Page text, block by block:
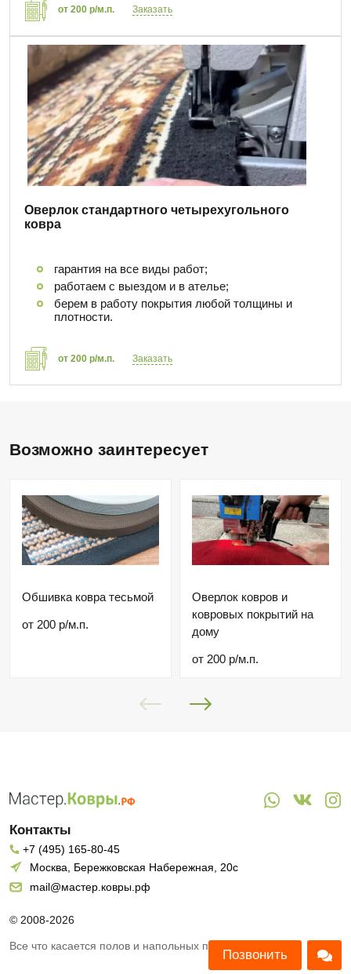
от 200 р/м.п. Заказать
Оверлок стандартного четырехугольного
ковра
гарантия на все виды работ;
работаем с выездом и в ателье;
берем в работу покрытия любой толщины и
плотности.
от 200 р/м.п. Заказать
Возможно заинтересует
Обшивка ковра тесьмой
от 200 р/м.п.
Оверлок ковров и
ковровых покрытий на
дому
от 200 р/м.п.
Контакты
+7 (495) 165-80-45
Москва, Бережковская Набережная, 20с
mail@мастер.ковры.рф
© 2008-2026
Все что касается полов и напольных покрытий
Позвонить